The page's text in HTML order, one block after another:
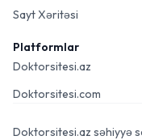
Sayt Xəritəsi
Platformlar
Doktorsitesi.az
Doktorsitesi.com
Doktorsitesi.az səhiyyə